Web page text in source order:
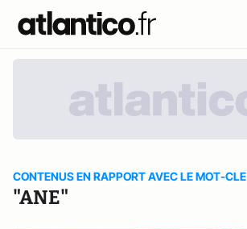
CONTENUS EN RAPPORT AVEC LE MOT-CLE
"ANE"